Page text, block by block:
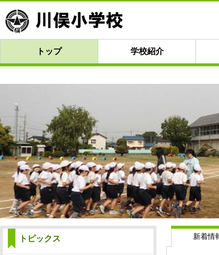
トップ 学校紹介
新着情
トピックス